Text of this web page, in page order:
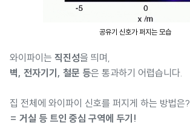
공유기 신호가 퍼지는 모습
와이파이는 직진성을 띄며,
벽, 전자기기, 철문 등은 통과하기 어렵습니다.
집 전체에 와이파이 신호를 퍼지게 하는 방법은?
= 거실 등 트인 중심 구역에 두기!